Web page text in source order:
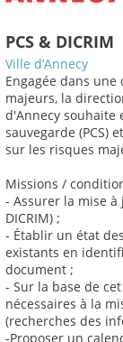
PCS & DICRIM
Ville d’Annecy
Engagée dans
majeurs, la
d'Annecy souhaite
sauvegarde (PCS)
sur les risques
Missions /
- Assurer la mise à
DICRIM) ;
- Établir un état
existants en
document ;
- Sur la base de
nécessaires à la
(recherches des
-Proposer un